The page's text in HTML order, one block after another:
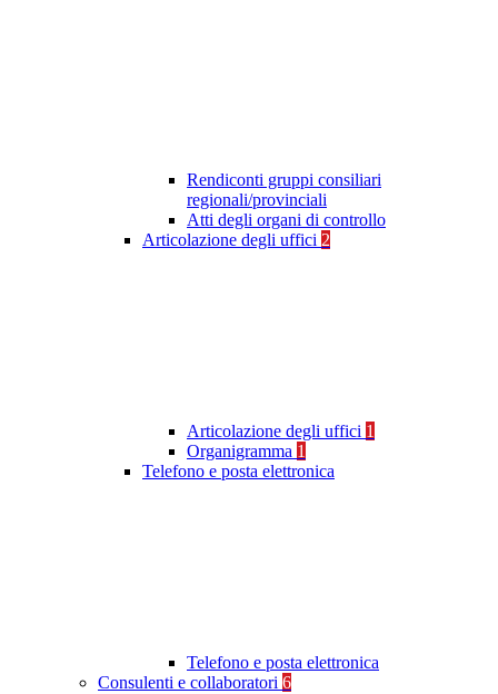
Rendiconti gruppi consiliari
regionali/provinciali
Atti degli organi di controllo
Articolazione degli uffici 2
Articolazione degli uffici 1
Organigramma 1
Telefono e posta elettronica
Telefono e posta elettronica
Consulenti e collaboratori 6